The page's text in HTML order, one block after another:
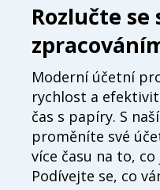
Rozlučte
Moderní účetní
rychlost a
čas s papíry. S
proměníte své
více času na to,
Podívejte se, co